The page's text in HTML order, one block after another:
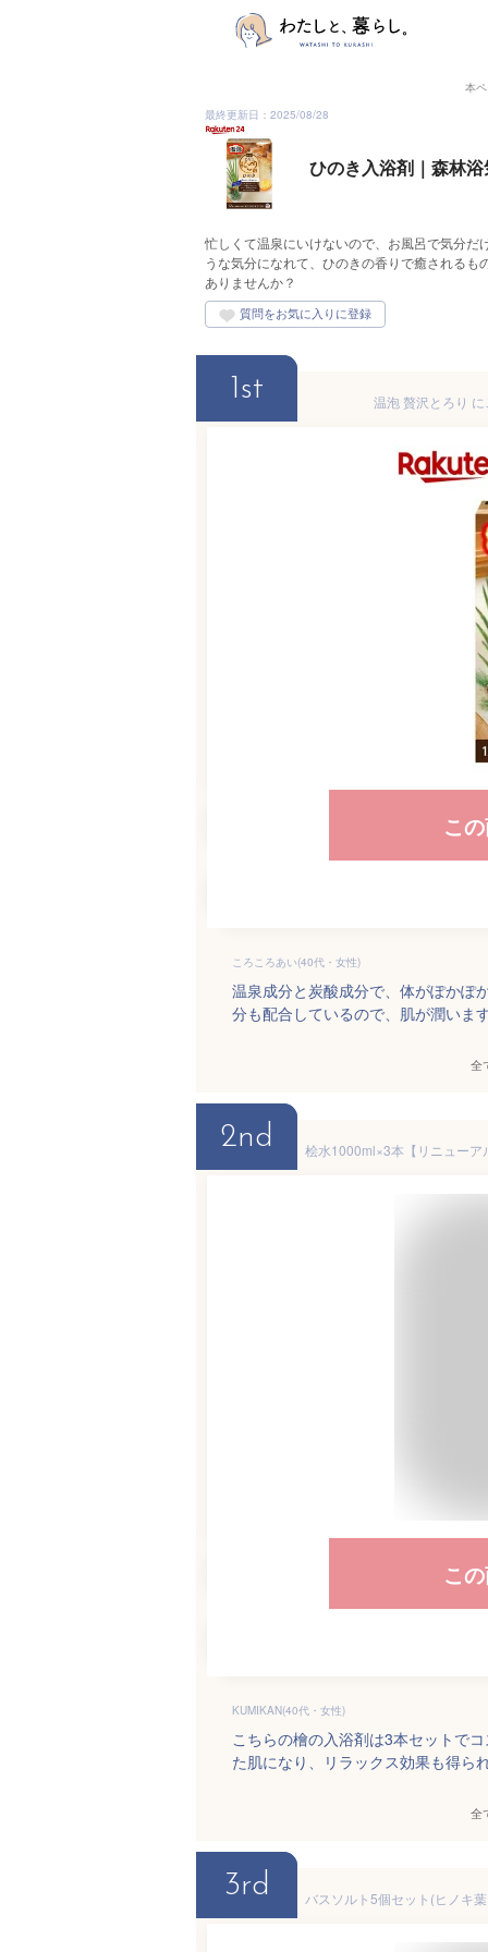
本
最終更新日：2025/08/28
ひのき入浴剤｜森林
忙しくて温泉にいけないので、お風呂で気分
うな気分になれて、ひのきの香りで癒される
ありませんか？
1st 温泡 贅沢とろり
こ
ころころあい(40代・女性)
温泉成分と炭酸成分で、体がぽかぽ
分も配合しているので、肌が潤いま
全
2nd
こ
KUMIKAN(40代・女性)
こちらの檜の入浴剤は3本セットで
た肌になり、リラックス効果も得ら
全
3rd